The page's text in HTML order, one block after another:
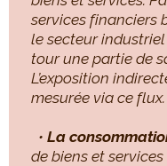
services financiers
le secteur
tour une partie de
L’exposition
mesurée via ce flux.
• La
de biens et